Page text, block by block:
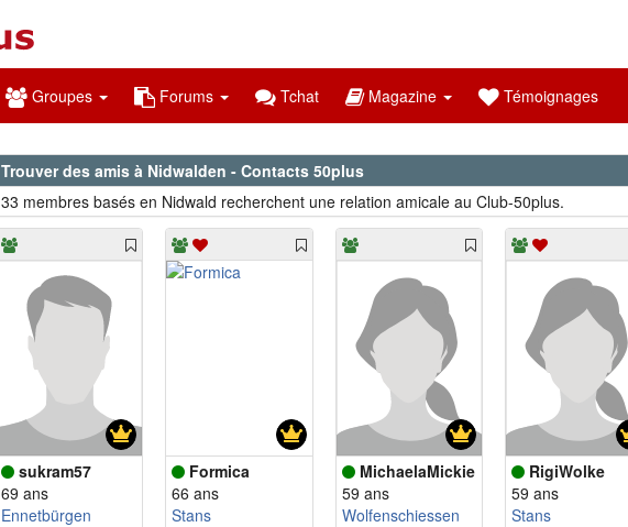
Groupes Forums Tchat Magazine Témoignages
Trouver des amis à Nidwalden - Contacts 50plus
33 membres basés en Nidwald recherchent une relation amicale au Club-50plus.
sukram57
69 ans
Ennetbürgen
Formica
66 ans
Stans
MichaelaMickie
59 ans
Wolfenschiessen
RigiWolke
59 ans
Stans